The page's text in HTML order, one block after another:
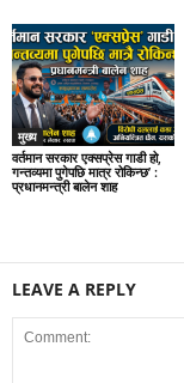
मुख्य
वर्तमान सरकार एक्सप्रेस गाडी हो,
गन्तव्यमा पुगेपछि मात्र रोकिन्छ’ :
प्रधानमन्त्री बालेन शाह
LEAVE A REPLY